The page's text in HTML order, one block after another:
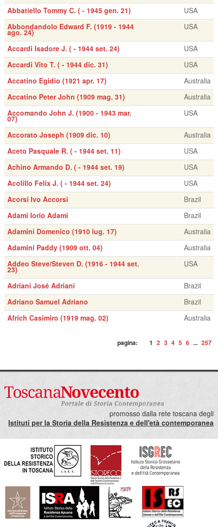
Abbatiello Tommy C. ( - 1945 gen. 21)
USA
Abbondandolo Edward F. (1919 - 1944
ago. 24)
USA
Accardi Isadore J. ( - 1944 set. 24)
USA
Accardi Vito T. ( - 1944 dic. 31)
USA
Accatino Egidio (1921 apr. 17)
Australia
Accatino Peter John (1909 mag. 31)
Australia
Accomando John J. (1900 - 1943 mar.
07)
USA
Accorato Joseph (1909 dic. 10)
Australia
Aceto Pasquale R. ( - 1944 set. 11)
USA
Achino Armando D. ( - 1944 set. 19)
USA
Acolillo Felix J. ( - 1944 set. 24)
USA
Acorsi Ivo Accorsi
Brazil
Adami Iorio Adami
Brazil
Adamini Domenico (1910 lug. 17)
Australia
Adamini Paddy (1909 ott. 04)
Australia
Addeo Steve/Steven D. (1916 - 1944 set.
23)
USA
Adriani José Adriani
Brazil
Adriano Samuel Adriano
Brazil
Africh Casimiro (1919 mag. 02)
Australia
pagina: 1 2 3 4 5 6 ... 257
promosso dalla rete toscana degli
Istituti per la Storia della Resistenza e dell'età contemporanea